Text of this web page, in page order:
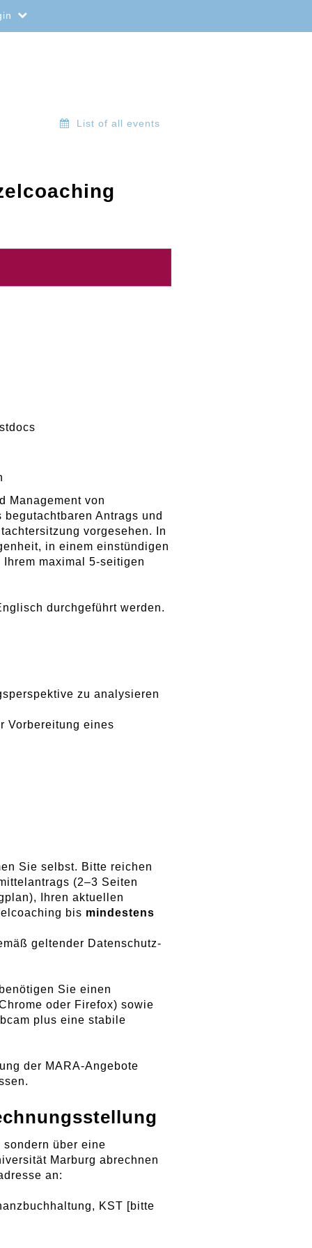
List of all events
Management von
Antrags und
vorgesehen. In
in einem einstündigen
maximal 5-seitigen
durchgeführt werden.
zu analysieren
Vorbereitung eines
Sie selbst. Bitte reichen
(2–3 Seiten
Ihren aktuellen
bis mindestens
geltender Datenschutz-
Sie einen
oder Firefox) sowie
plus eine stabile
der MARA-Angebote
über eine
Marburg abrechnen
an:
KST [bitte